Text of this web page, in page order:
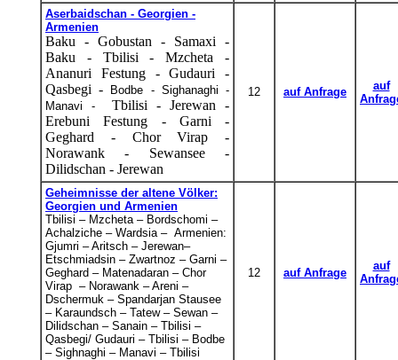
Aserbaidschan - Georgien -
Armenien
Baku - Gobustan - Samaxi -
Baku - Tbilisi - Mzcheta -
Ananuri Festung - Gudauri -
Qasbegi -
Bodbe - Sighanaghi -
Manavi -
Tbilisi - Jerewan -
Erebuni Festung - Garni -
Geghard - Chor Virap -
Norawank - Sewansee -
Dilidschan - Jerewan
12 auf Anfrage
auf
Geheimnisse der altene Völker:
Georgien und Armenien
Tbilisi – Mzcheta – Bordschomi –
Achalziche – Wardsia – Armenien:
Gjumri – Aritsch – Jerewan–
Etschmiadsin – Zwartnoz – Garni –
Geghard – Matenadaran – Chor
Virap – Norawank – Areni –
Dschermuk – Spandarjan Stausee
– Karaundsch – Tatew – Sewan –
Dilidschan – Sanain – Tbilisi –
Qasbegi/ Gudauri – Tbilisi – Bodbe
– Sighnaghi – Manavi – Tbilisi
12 auf Anfrage
auf